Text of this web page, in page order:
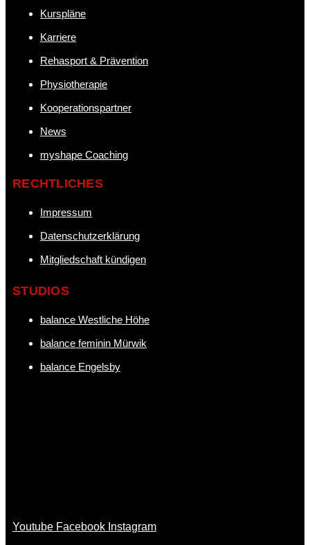
Kurspläne
Karriere
Rehasport & Prävention
Physiotherapie
Kooperationspartner
News
myshape Coaching
RECHTLICHES
Impressum
Datenschutzerklärung
Mitgliedschaft kündigen
STUDIOS
balance Westliche Höhe
balance feminin Mürwik
balance Engelsby
Youtube Facebook Instagram